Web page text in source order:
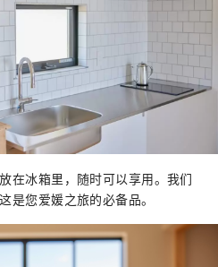
在冰箱里，随时可以享用。我们
是您爱媛之旅的必备品。